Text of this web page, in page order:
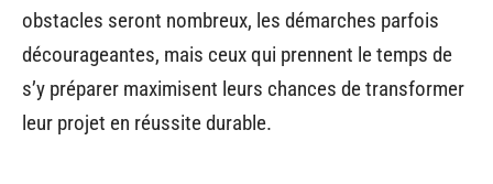
obstacles seront nombreux, les démarches parfois
décourageantes, mais ceux qui prennent le temps de
s’y préparer maximisent leurs chances de transformer
leur projet en réussite durable.